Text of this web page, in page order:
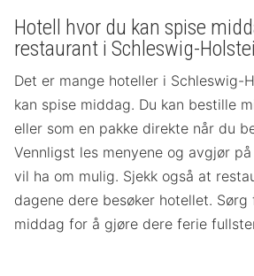
Hotell hvor du kan spise
restaurant i Schleswig-
Det er mange hoteller i Schleswig-
kan spise middag. Du kan bestille
eller som en pakke direkte når du
Vennligst les menyene og avgjør
vil ha om mulig. Sjekk også at
dagene dere besøker hotellet. Sørg
middag for å gjøre dere ferie